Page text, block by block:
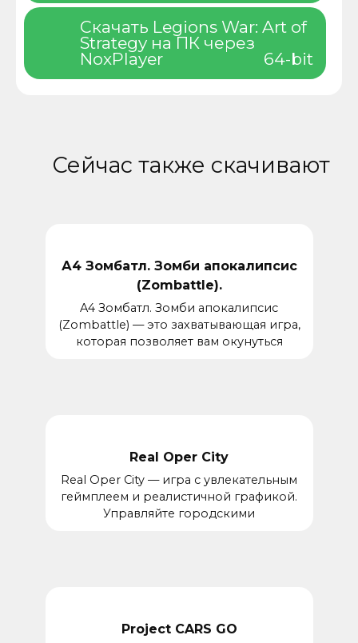
Скачать Legions War: Art of
Strategy на ПК через
NoxPlayer
64-bit
Сейчас также скачивают
А4 Зомбатл. Зомби апокалипсис
(Zombattle).
A4 Зомбатл. Зомби апокалипсис
(Zombattle) — это захватывающая игра,
которая позволяет вам окунуться
Real Oper City
Real Oper City — игра с увлекательным
геймплеем и реалистичной графикой.
Управляйте городскими
Project CARS GO